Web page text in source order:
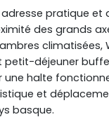
adresse pratique et
des grands
climatisées,
petit-déjeuner
halte
et
basque.